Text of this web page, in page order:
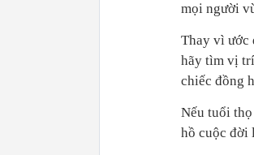
mọi người
Thay vì ước
hãy tìm vị
chiếc đồng
Nếu tuổi
hồ cuộc đời